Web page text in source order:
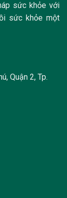
sức khỏe với
sức khỏe một
Quận 2, Tp.